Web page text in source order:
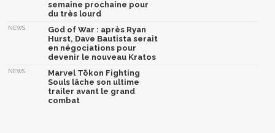
semaine prochaine pour
du très lourd
NEWS
God of War : après Ryan
Hurst, Dave Bautista serait
en négociations pour
devenir le nouveau Kratos
NEWS
Marvel Tōkon Fighting
Souls lâche son ultime
trailer avant le grand
combat